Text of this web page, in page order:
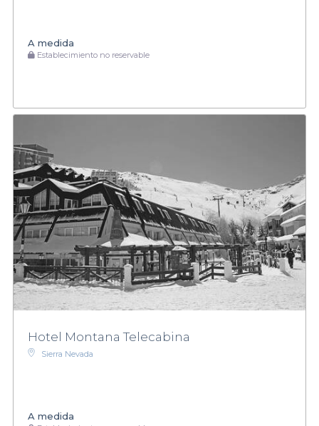
A medida
Establecimiento no reservable
Hotel Montana Telecabina
Sierra Nevada
A medida